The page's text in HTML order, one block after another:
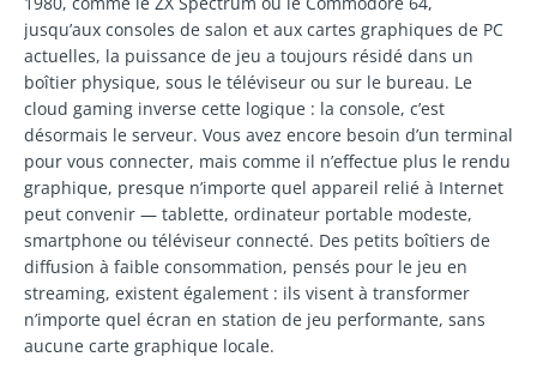
jusqu’aux consoles de salon et aux cartes graphiques de PC
actuelles, la puissance de jeu a toujours résidé dans un
boîtier physique, sous le téléviseur ou sur le bureau. Le
cloud gaming inverse cette logique : la console, c’est
désormais le serveur. Vous avez encore besoin d’un terminal
pour vous connecter, mais comme il n’effectue plus le rendu
graphique, presque n’importe quel appareil relié à Internet
peut convenir — tablette, ordinateur portable modeste,
smartphone ou téléviseur connecté. Des petits boîtiers de
diffusion à faible consommation, pensés pour le jeu en
streaming, existent également : ils visent à transformer
n’importe quel écran en station de jeu performante, sans
aucune carte graphique locale.